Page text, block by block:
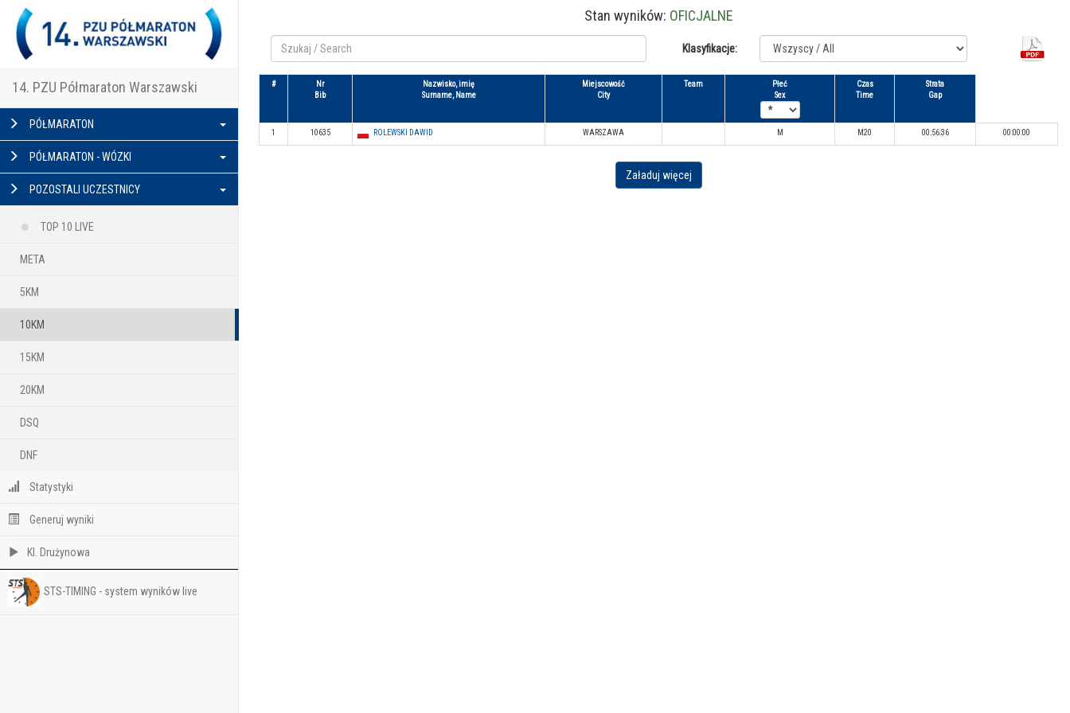
14. PZU Półmaraton Warszawski
PÓŁMARATON
PÓŁMARATON - WÓZKI
POZOSTALI UCZESTNICY
TOP 10 LIVE
META
5KM
10KM
15KM
20KM
DSQ
DNF
Statystyki
Generuj wyniki
Kl. Drużynowa
STS-TIMING - system wyników live
Stan wyników: OFICJALNE
Klasyfikacje:
#
Nr
Bib
Nazwisko, imię
Surname, Name
Miejscowość
City
Team
Płeć
Sex
Czas
Time
Strata
Gap
1 10635 ROLEWSKI DAWID WARSZAWA M M20 00:56:36 00:00:00
Załaduj więcej